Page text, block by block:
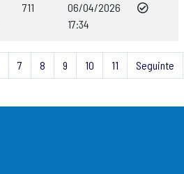
711
06/04/2026
17:34
7 8 9 10 11 Seguinte